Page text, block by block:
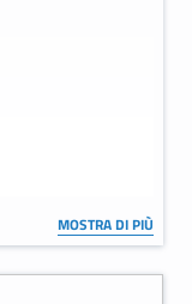
MOSTRA DI PIÙ